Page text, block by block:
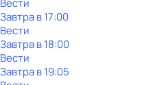
Вести
Завтра в 17:00
Вести
Завтра в 18:00
Вести
Завтра в 19:05